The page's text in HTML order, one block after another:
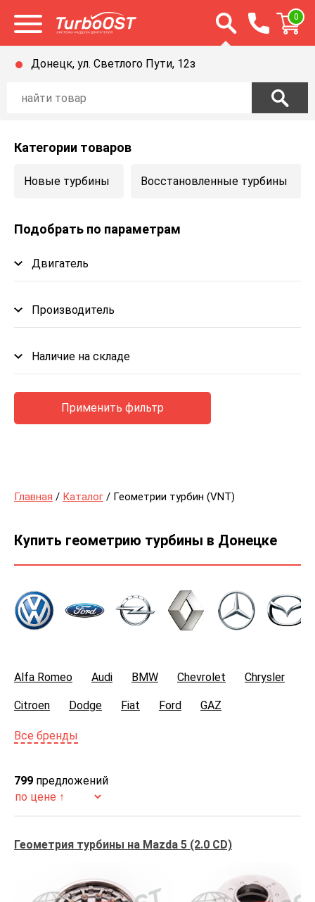
Открыть меню Открыть строку
0
Донецк, ул. Светлого Пути, 12з
Категории товаров
Новые турбины Восстановленные турбины
Подобрать по параметрам
Двигатель
Производитель
Наличие на складе
Применить фильтр
Главная / Каталог / Геометрии турбин (VNT)
Купить геометрию турбины в Донецке
Alfa Romeo Audi BMW Chevrolet Chrysler
Citroen Dodge Fiat Ford GAZ
Great Wall
Land Rover
Porsche Renault Saab Seat Skoda
Volvo
Все бренды
799 предложений
Геометрия турбины на Mazda 5 (2.0 CD)